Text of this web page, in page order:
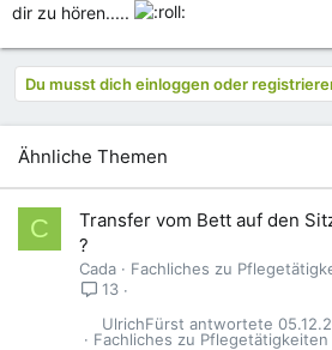
dir zu hören.....
Du musst dich einloggen oder
Ähnliche Themen
C
Transfer vom Bett auf den
?
Cada
Fachliches zu
13
Fachliches zu Pflegetätigkeiten
UlrichFürst